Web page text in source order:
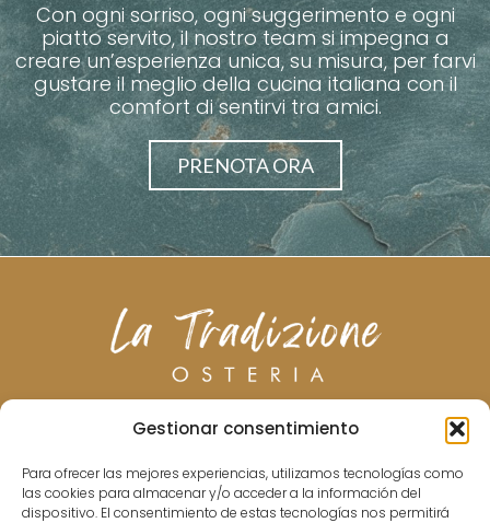
Gestionar consentimiento
Para ofrecer las mejores experiencias, utilizamos tecnologías como
las cookies para almacenar y/o acceder a la información del
dispositivo. El consentimiento de estas tecnologías nos permitirá
Con ogni sorriso, ogni suggerimento e ogni
piatto servito, il nostro team si impegna a
creare un’esperienza unica, su misura, per farvi
gustare il meglio della cucina italiana con il
comfort di sentirvi tra amici.
PRENOTA ORA
CONTATTO